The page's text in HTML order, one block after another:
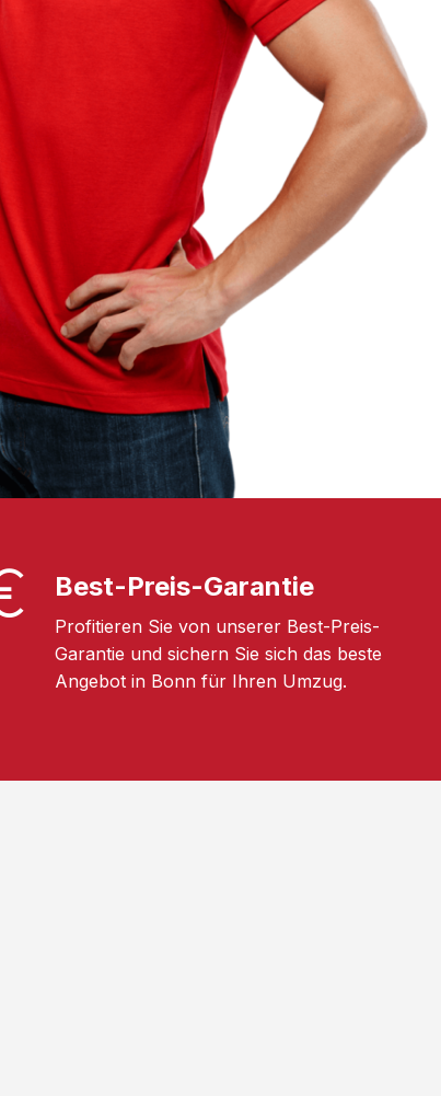
Best-Preis-Garantie
Profitieren Sie von unserer Best-Preis-
Garantie und sichern Sie sich das beste
Angebot in Bonn für Ihren Umzug.